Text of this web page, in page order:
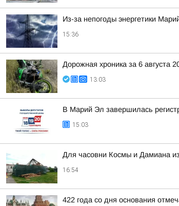
Из-за непогоды энергетики
15:36
Дорожная хроника за 6 августа
13:03
В Марий Эл завершилась
15:03
Для часовни Космы и Дамиана
16:54
422 года со дня основания